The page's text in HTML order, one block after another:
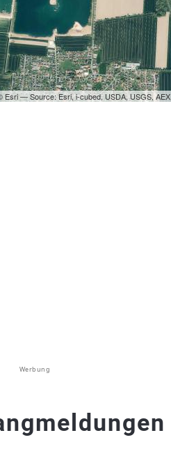
Esri — Source: Esri, i-cubed, USDA, USGS,
Werbung